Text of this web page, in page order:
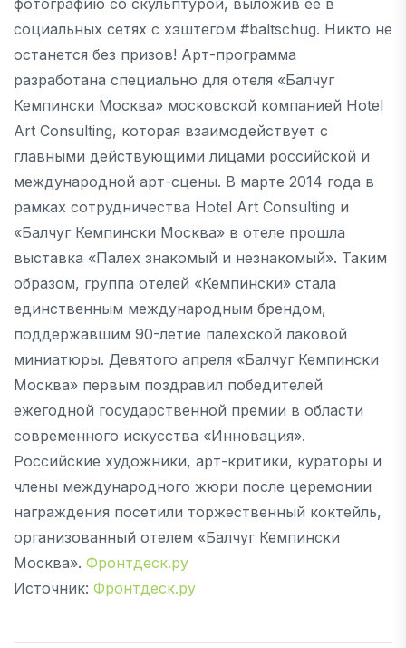
социальных сетях с хэштегом #baltschug. Никто не
останется без призов! Арт-программа
разработана специально для отеля «Балчуг
Кемпински Москва» московской компанией Hotel
Art Consulting, которая взаимодействует с
главными действующими лицами российской и
международной арт-сцены. В марте 2014 года в
рамках сотрудничества Hotel Art Consulting и
«Балчуг Кемпински Москва» в отеле прошла
выставка «Палех знакомый и незнакомый». Таким
образом, группа отелей «Кемпински» стала
единственным международным брендом,
поддержавшим 90-летие палехской лаковой
миниатюры. Девятого апреля «Балчуг Кемпински
Москва» первым поздравил победителей
ежегодной государственной премии в области
современного искусства «Инновация».
Российские художники, арт-критики, кураторы и
члены международного жюри после церемонии
награждения посетили торжественный коктейль,
организованный отелем «Балчуг Кемпински
Москва». Фронтдеск.ру
Источник: Фронтдеск.ру